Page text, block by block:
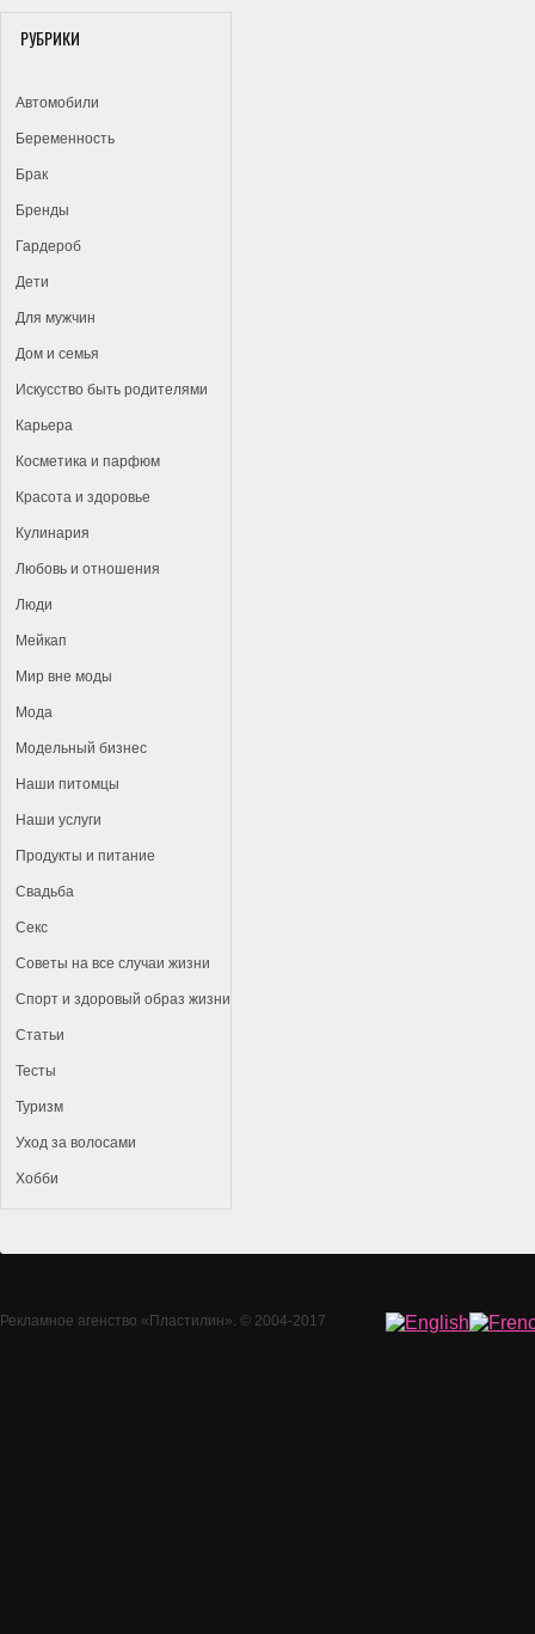
РУБРИКИ
Автомобили
Беременность
Брак
Бренды
Гардероб
Дети
Для мужчин
Дом и семья
Искусство быть родителями
Карьера
Косметика и парфюм
Красота и здоровье
Кулинария
Любовь и отношения
Люди
Мейкап
Мир вне моды
Мода
Модельный бизнес
Наши питомцы
Наши услуги
Продукты и питание
Свадьба
Секс
Советы на все случаи жизни
Спорт и здоровый образ жизни
Статьи
Тесты
Туризм
Уход за волосами
Хобби
Рекламное агенство «Пластилин». © 2004-2017